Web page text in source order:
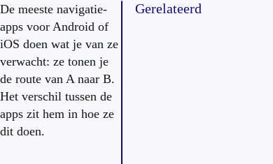
De meeste navigatie-
apps voor Android of
iOS doen wat je van ze
verwacht: ze tonen je
de route van A naar B.
Het verschil tussen de
apps zit hem in hoe ze
dit doen.
Gerelateerd